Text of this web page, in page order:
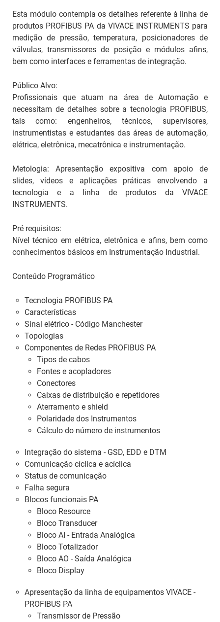
Esta módulo contempla os detalhes referente à linha de
produtos PROFIBUS PA da VIVACE INSTRUMENTS para
medição de pressão, temperatura, posicionadores de
válvulas, transmissores de posição e módulos afins,
bem como interfaces e ferramentas de integração.
Público Alvo:
Profissionais que atuam na área de Automação e
necessitam de detalhes sobre a tecnologia PROFIBUS,
tais como: engenheiros, técnicos, supervisores,
instrumentistas e estudantes das áreas de automação,
elétrica, eletrônica, mecatrônica e instrumentação.
Metologia: Apresentação expositiva com apoio de
slides, vídeos e aplicações práticas envolvendo a
tecnologia e a linha de produtos da VIVACE
INSTRUMENTS.
Pré requisitos:
Nível técnico em elétrica, eletrônica e afins, bem como
conhecimentos básicos em Instrumentação Industrial.
Conteúdo Programático
Tecnologia PROFIBUS PA
Características
Sinal elétrico - Código Manchester
Topologias
Componentes de Redes PROFIBUS PA
Tipos de cabos
Fontes e acopladores
Conectores
Caixas de distribuição e repetidores
Aterramento e shield
Polaridade dos Instrumentos
Cálculo do número de instrumentos
Integração do sistema - GSD, EDD e DTM
Comunicação cíclica e acíclica
Status de comunicação
Falha segura
Blocos funcionais PA
Bloco Resource
Bloco Transducer
Bloco AI - Entrada Analógica
Bloco Totalizador
Bloco AO - Saída Analógica
Bloco Display
Apresentação da linha de equipamentos VIVACE -
PROFIBUS PA
Transmissor de Pressão